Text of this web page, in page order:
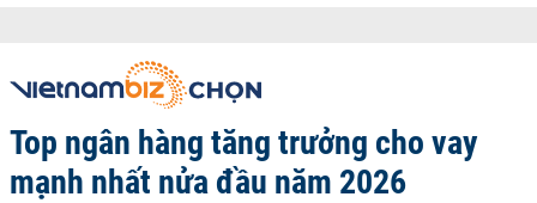
Top ngân hàng tăng trưởng cho vay
mạnh nhất nửa đầu năm 2026